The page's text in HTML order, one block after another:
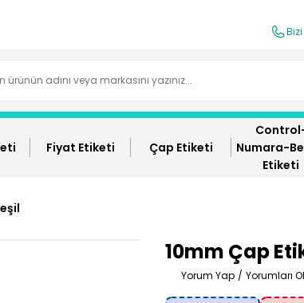
Fiyat Etiketi Çap Etiketi
Numara-
Etiketi
10mm Çap
Yorum Yap / Yorumları